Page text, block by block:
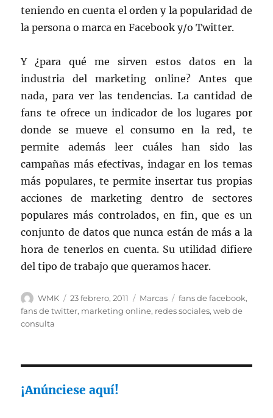
teniendo en cuenta el orden y la popularidad de
la persona o marca en Facebook y/o Twitter.
Y ¿para qué me sirven estos datos en la
industria del marketing online? Antes que
nada, para ver las tendencias. La cantidad de
fans te ofrece un indicador de los lugares por
donde se mueve el consumo en la red, te
permite además leer cuáles han sido las
campañas más efectivas, indagar en los temas
más populares, te permite insertar tus propias
acciones de marketing dentro de sectores
populares más controlados, en fin, que es un
conjunto de datos que nunca están de más a la
hora de tenerlos en cuenta. Su utilidad difiere
del tipo de trabajo que queramos hacer.
Autor
WMK
Publicado
el
23 febrero, 2011 Categorías
Marcas Etiquetas
fans de facebook,
fans de twitter, marketing online, redes sociales,web de
consulta
¡Anúnciese aquí!